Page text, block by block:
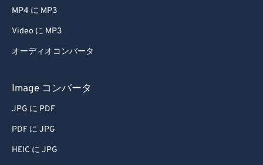
MP4 に MP3
Video に MP3
オーディオコンバータ
Image コンバータ
JPG に PDF
PDF に JPG
HEIC に JPG